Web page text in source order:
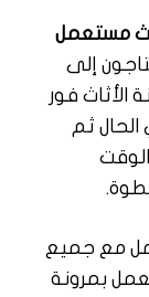
مستعمل
إلى
الأثاث فور
ثم
مع جميع
بمرونة